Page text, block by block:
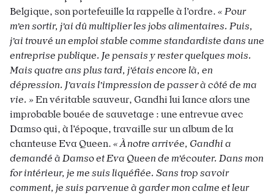
Belgique, son portefeuille la rappelle à l’ordre. « Pour
m’en sortir, j’ai dû multiplier les jobs alimentaires. Puis,
j’ai trouvé un emploi stable comme standardiste dans une
entreprise publique. Je pensais y rester quelques mois.
Mais quatre ans plus tard, j’étais encore là, en
dépression. J’avais l’impression de passer à côté de ma
vie. » En véritable sauveur, Gandhi lui lance alors une
improbable bouée de sauvetage : une entrevue avec
Damso qui, à l’époque, travaille sur un album de la
chanteuse Eva Queen. « À notre arrivée, Gandhi a
demandé à Damso et Eva Queen de m’écouter. Dans mon
for intérieur, je me suis liquéfiée. Sans trop savoir
comment, je suis parvenue à garder mon calme et leur